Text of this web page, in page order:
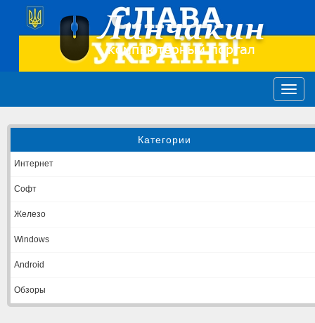
Категории
Интернет
Софт
Железо
Windows
Android
Обзоры